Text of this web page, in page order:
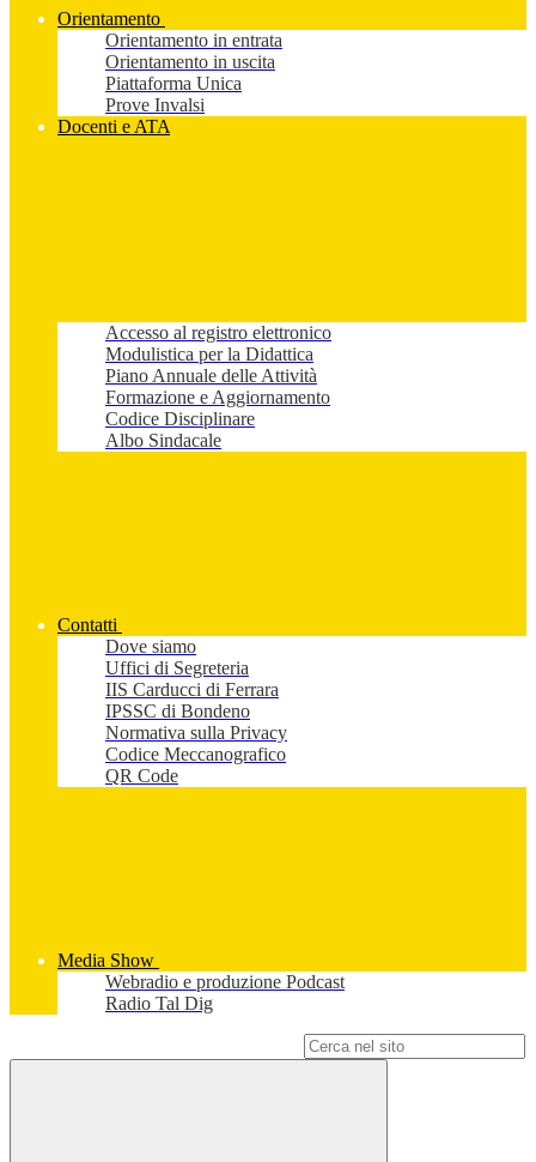
Orientamento
Orientamento in entrata
Orientamento in uscita
Piattaforma Unica
Prove Invalsi
Docenti e ATA
Accesso al registro elettronico
Modulistica per la Didattica
Piano Annuale delle Attività
Formazione e Aggiornamento
Codice Disciplinare
Albo Sindacale
Contatti
Dove siamo
Uffici di Segreteria
IIS Carducci di Ferrara
IPSSC di Bondeno
Normativa sulla Privacy
Codice Meccanografico
QR Code
Media Show
Webradio e produzione Podcast
Radio Tal Dig